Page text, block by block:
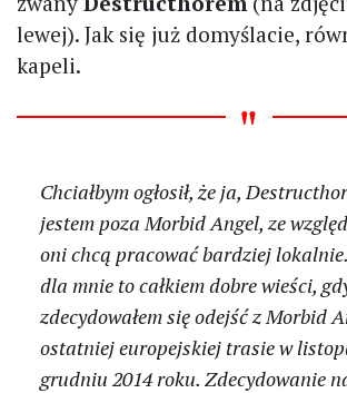
lewej). Jak się już domyślacie,
kapeli.
Chciałbym ogłosił, że ja,
jestem poza Morbid Angel, ze
oni chcą pracować bardziej
dla mnie to całkiem dobre wieści,
zdecydowałem się odejść z Morbid
ostatniej europejskiej trasie w
grudniu 2014 roku. Zdecydowanie